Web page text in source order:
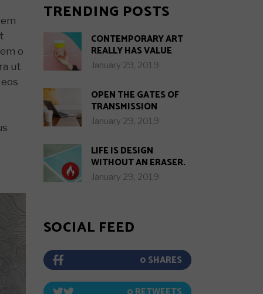
o
ut
TRENDING POSTS
CONTEMPORARY ART
REALLY HAS VALUE
January 29, 2019
OPEN THE GATES OF
TRANSMISSION
January 29, 2019
LIFE IS DESIGN
WITHOUT AN ERASER.
January 29, 2019
SOCIAL FEED
0